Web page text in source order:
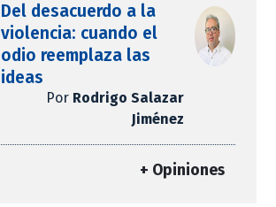
Del desacuerdo a la
violencia: cuando el
odio reemplaza las
ideas
Por Rodrigo Salazar
Jiménez
+ Opiniones